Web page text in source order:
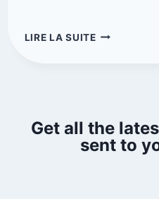
LIRE LA SUITE
Get all the
sent to